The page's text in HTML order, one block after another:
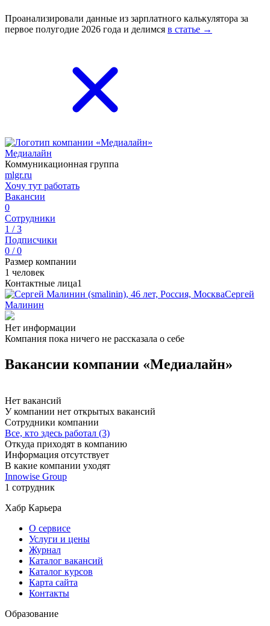
Проанализировали данные из зарплатного калькулятора за
первое полугодие 2026 года и делимся в статье →
Медиалайн
Коммуникационная группа
mlgr.ru
Хочу тут работать
Вакансии
0
Сотрудники
1 / 3
Подписчики
0 / 0
Размер компании
1 человек
Контактные лица1
Сергей
Малинин
Нет информации
Компания пока ничего не рассказала о себе
Вакансии компании «Медиалайн»
Нет вакансий
У компании нет открытых вакансий
Сотрудники компании
Все, кто здесь работал (3)
Откуда приходят в компанию
Информация отсутствует
В какие компании уходят
Innowise Group
1 сотрудник
Хабр Карьера
О сервисе
Услуги и цены
Журнал
Каталог вакансий
Каталог курсов
Карта сайта
Контакты
Образование